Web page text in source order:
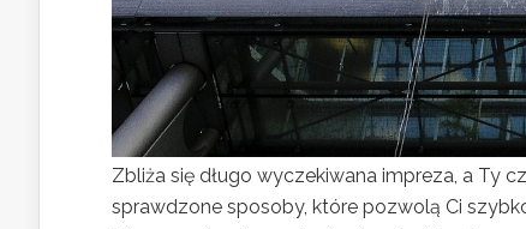
Zbliża się długo wyczekiwana impreza, a Ty
sprawdzone sposoby, które pozwolą Ci